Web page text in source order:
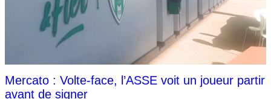
Mercato : Volte-face, l’ASSE voit un joueur partir
avant de signer